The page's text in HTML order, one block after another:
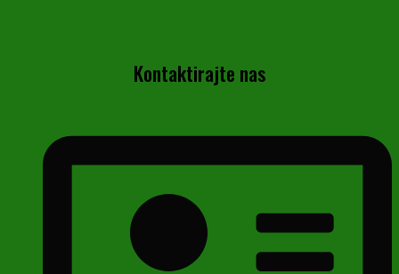
Kontaktirajte nas